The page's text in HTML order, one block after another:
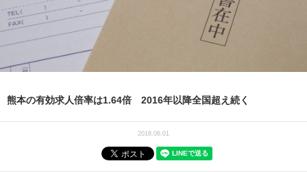
熊本の有効求人倍率は1.64倍 2016年以降全国超え続く
2018.06.01